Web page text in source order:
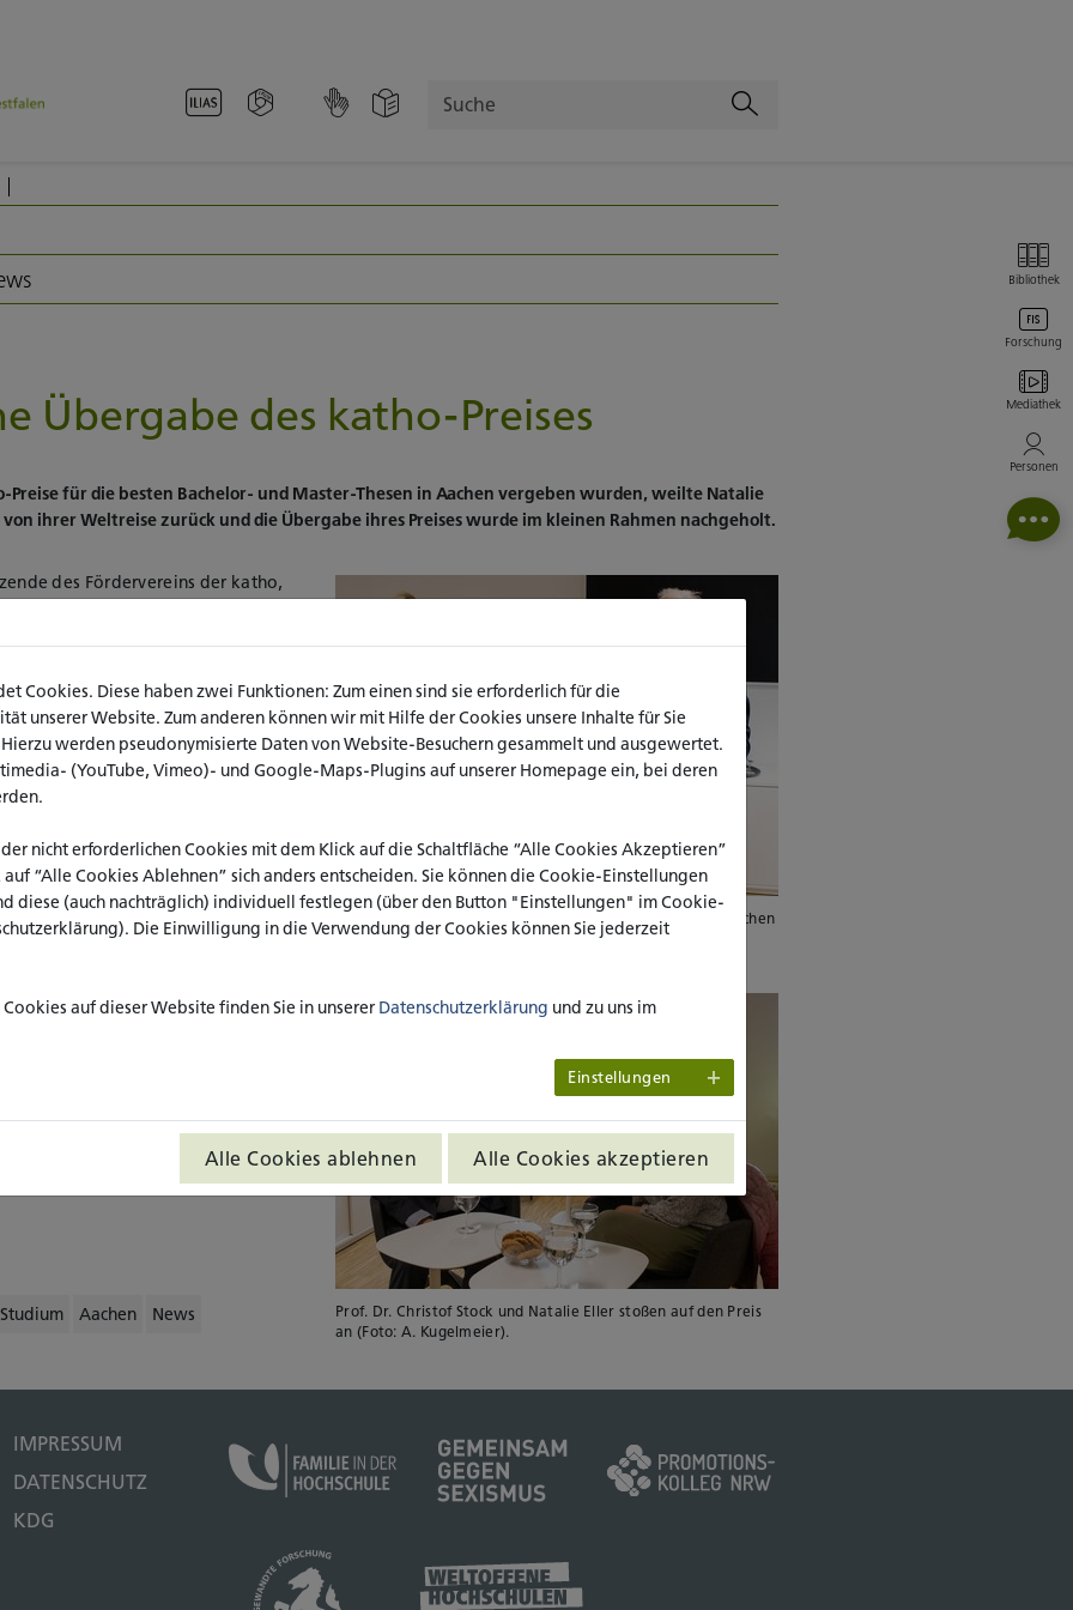
Suche
Übergabe des katho-Preises
Preise für die besten Bachelor- und Master-Thesen in Aachen vergeben wurden, weilte Natalie
von ihrer Weltreise zurück und die Übergabe ihres Preises wurde im kleinen Rahmen nachgeholt.
Prof. Dr. Christof Stock übergibt Natalie Eller den symbolischen
Scheck für das Preisgeld des katho-Preises (Foto: A.
Prof. Dr. Christof Stock und Natalie Eller stoßen auf den Preis
an (Foto: A. Kugelmeier).
des Fördervereins der katho,
symbolisch das Preisgeld.
Natalie Eller ist:„Psychotherapie -
und analysiert dabei die
auf die Situation in
Zusätzlich werden aber
vielmehr auch Lösungen
mit welchen eine
werden könnte.
die Preisvergabe entscheidet,
Preisgeld, wie bereits in der
GmbH in Hürth.
Jahr für die beste Bachelor-
für die besten Master-Thesen
Studium Aachen News
Bibliothek
Forschung
Mediathek
Personen
IMPRESSUM
DATENSCHUTZ
KDG
Cookies. Diese haben zwei Funktionen: Zum einen sind sie erforderlich für die
unserer Website. Zum anderen können wir mit Hilfe der Cookies unsere Inhalte für Sie
werden pseudonymisierte Daten von Website-Besuchern gesammelt und ausgewertet.
(YouTube, Vimeo)- und Google-Maps-Plugins auf unserer Homepage ein, bei deren
nicht erforderlichen Cookies mit dem Klick auf die Schaltfläche “Alle Cookies Akzeptieren”
“Alle Cookies Ablehnen” sich anders entscheiden. Sie können die Cookie-Einstellungen
diese (auch nachträglich) individuell festlegen (über den Button "Einstellungen" im Cookie-
Die Einwilligung in die Verwendung der Cookies können Sie jederzeit
auf dieser Website finden Sie in unserer Datenschutzerklärung und zu uns im
Einstellungen
Alle Cookies ablehnen Alle Cookies akzeptieren